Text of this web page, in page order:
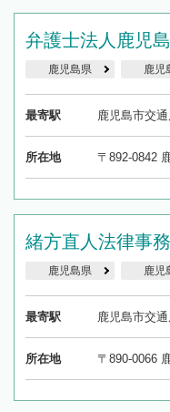
弁護士法人鹿児
鹿児島県 鹿児
最寄駅 鹿児島市交
所在地 〒892-0842
緒方直人法律事
鹿児島県 鹿児
最寄駅 鹿児島市交
所在地 〒890-0066